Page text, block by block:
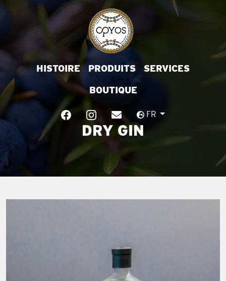
HISTOIRE PRODUITS SERVICES
BOUTIQUE
FR
DRY GIN